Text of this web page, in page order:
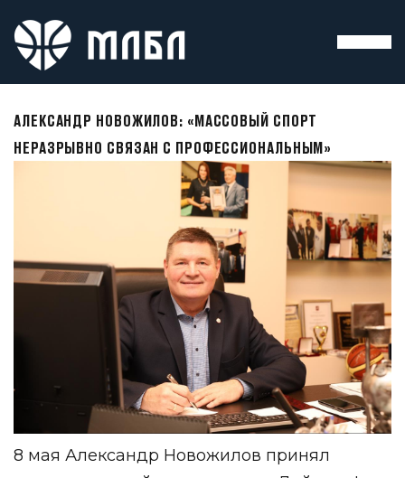
АЛЕКСАНДР НОВОЖИЛОВ: «МАССОВЫЙ СПОРТ
НЕРАЗРЫВНО СВЯЗАН С ПРОФЕССИОНАЛЬНЫМ»
8 мая Александр Новожилов принял